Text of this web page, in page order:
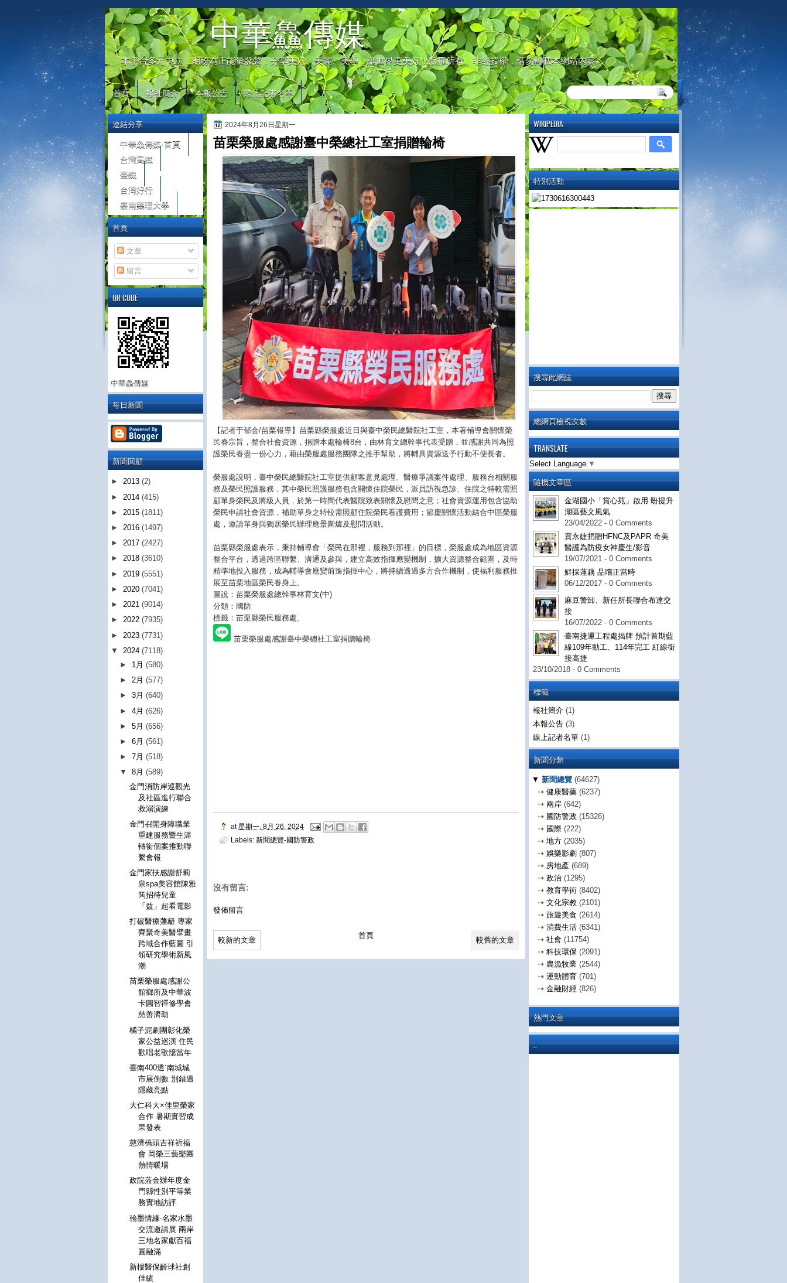
中華鱻傳媒
本平台多元中立，期盼為正能量發聲，分享美好、美麗、美學，讓世界更美好！版權所有，非經授權，請勿轉載本網站內容
首頁 報社簡介 本報公告 線上記者名單
WIKIPEDIA
特別活動
搜尋此網誌
總網頁檢視次數
TRANSLATE
Select Language ▼
隨機文章區
金湖國小「賞心苑」啟用 盼提升
湖區藝文風氣
23/04/2022 - 0 Comments
賈永婕捐贈HFNC及PAPR 奇美
醫護為防疫女神慶生/影音
19/07/2021 - 0 Comments
鮮採蓮藕 品嚐正當時
06/12/2017 - 0 Comments
麻豆警卸、新任所長聯合布達交
接
16/07/2022 - 0 Comments
臺南捷運工程處揭牌 預計首期藍
線109年動工、114年完工 紅線銜
接高捷
23/10/2018 - 0 Comments
標籤
報社簡介 (1)
本報公告 (3)
線上記者名單 (1)
新聞分類
▼ 新聞總覽 (64627)
⇢ 健康醫藥 (6237)
⇢ 兩岸 (642)
⇢ 國防警政 (15326)
⇢ 國際 (222)
⇢ 地方 (2035)
⇢ 娛樂影劇 (807)
⇢ 房地產 (689)
⇢ 政治 (1295)
⇢ 教育學術 (8402)
⇢ 文化宗教 (2101)
⇢ 旅遊美食 (2614)
⇢ 消費生活 (6341)
⇢ 社會 (11754)
⇢ 科技環保 (2091)
⇢ 農漁牧業 (2544)
⇢ 運動體育 (701)
⇢ 金融財經 (826)
熱門文章
..
2024年8月26日星期一
苗栗榮服處感謝臺中榮總社工室捐贈輪椅
【記者于郁金/苗栗報導】苗栗縣榮服處近日與臺中榮民總醫院社工室，本著輔導會關懷榮
民眷宗旨，整合社會資源，捐贈本處輪椅8台，由林育文總幹事代表受贈，並感謝共同為照
護榮民眷盡一份心力，藉由榮服處服務團隊之推手幫助，將輔具資源送予行動不便長者。
榮服處說明，臺中榮民總醫院社工室提供顧客意見處理、醫療爭議案件處理、服務台相關服
務及榮民照護服務，其中榮民照護服務包含關懷住院榮民，派員訪視急診、住院之特較需照
顧單身榮民及將級人員，於第一時間代表醫院致表關懷及慰問之意；社會資源運用包含協助
榮民申請社會資源，補助單身之特較需照顧住院榮民看護費用；節慶關懷活動結合中區榮服
處，邀請單身與獨居榮民辦理應景圍爐及慰問活動。
苗栗縣榮服處表示，秉持輔導會「榮民在那裡，服務到那裡」的目標，榮服處成為地區資源
整合平台，透過跨區聯繫、溝通及參與，建立高效指揮應變機制，擴大資源整合範圍，及時
精準地投入服務，成為輔導會應變前進指揮中心，將持續透過多方合作機制，使福利服務推
展至苗栗地區榮民眷身上。
圖說：苗栗榮服處總幹事林育文(中)
分類：國防
標籤：苗栗縣榮民服務處
苗栗榮服處感謝臺中榮總社工室捐贈輪椅
at 星期一, 8月 26, 2024
Labels: 新聞總覽-國防警政
沒有留言:
發佈留言
較新的文章 較舊的文章
首頁
連結分享
中華鱻傳媒-首頁
台灣高鐵
臺鐵
台灣好行
嘉南藥理大學
首頁
文章
留言
QR CODE
中華鱻傳媒
每日新聞
新聞回顧
► 2013 (2)
► 2014 (415)
► 2015 (1811)
► 2016 (1497)
► 2017 (2427)
► 2018 (3610)
► 2019 (5551)
► 2020 (7041)
► 2021 (9014)
► 2022 (7935)
► 2023 (7731)
▼ 2024 (7118)
► 1月(580)
►2月(577)
►3月(640)
►4月(626)
►5月(656)
►6月(561)
►7月(518)
▼8月(589)
金門消防岸巡觀光
及社區進行聯合
救溺演練
金門召開身障職業
重建服務暨生涯
轉銜個案推動聯
繫會報
金門家扶感謝舒莉
泉spa美容館陳雅
筠招待兒童
「益」起看電影
打破醫療藩籬 專家
齊聚奇美醫擘畫
跨域合作藍圖 引
領研究學術新風
潮
苗栗榮服處感謝公
館鄉所及中華波
卡圓智禪修學會
慈善濟助
橘子泥劇團彰化榮
家公益巡演 住民
歡唱老歌憶當年
臺南400透˙南城城
市展倒數 別錯過
隱藏亮點
大仁科大×佳里榮家
合作 暑期實習成
果發表
慈濟橋頭吉祥祈福
會 岡榮三藝樂團
熱情暖場
政院蒞金辦年度金
門縣性別平等業
務實地訪評
翰墨情緣-名家水墨
交流邀請展 兩岸
三地名家獻百福
圓融滿
新樓醫保齡球社創
佳績